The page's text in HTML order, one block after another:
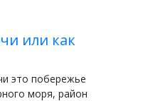
или как
это побережье
моря, район